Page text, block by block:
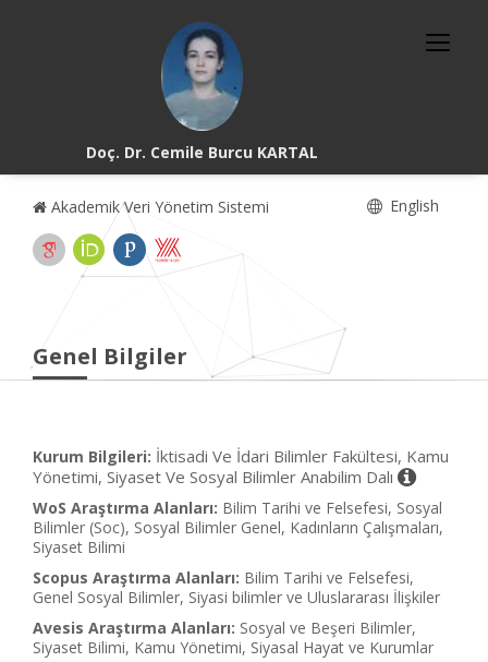
Doç. Dr. Cemile Burcu KARTAL
Akademik Veri Yönetim Sistemi English
Genel Bilgiler
Kurum Bilgileri: İktisadi Ve İdari Bilimler Fakültesi, Kamu
Yönetimi, Siyaset Ve Sosyal Bilimler Anabilim Dalı
WoS Araştırma Alanları: Bilim Tarihi ve Felsefesi, Sosyal
Bilimler (Soc), Sosyal Bilimler Genel, Kadınların Çalışmaları,
Siyaset Bilimi
Scopus Araştırma Alanları: Bilim Tarihi ve Felsefesi,
Genel Sosyal Bilimler, Siyasi bilimler ve Uluslararası İlişkiler
Avesis Araştırma Alanları: Sosyal ve Beşeri Bilimler,
Siyaset Bilimi, Kamu Yönetimi, Siyasal Hayat ve Kurumlar